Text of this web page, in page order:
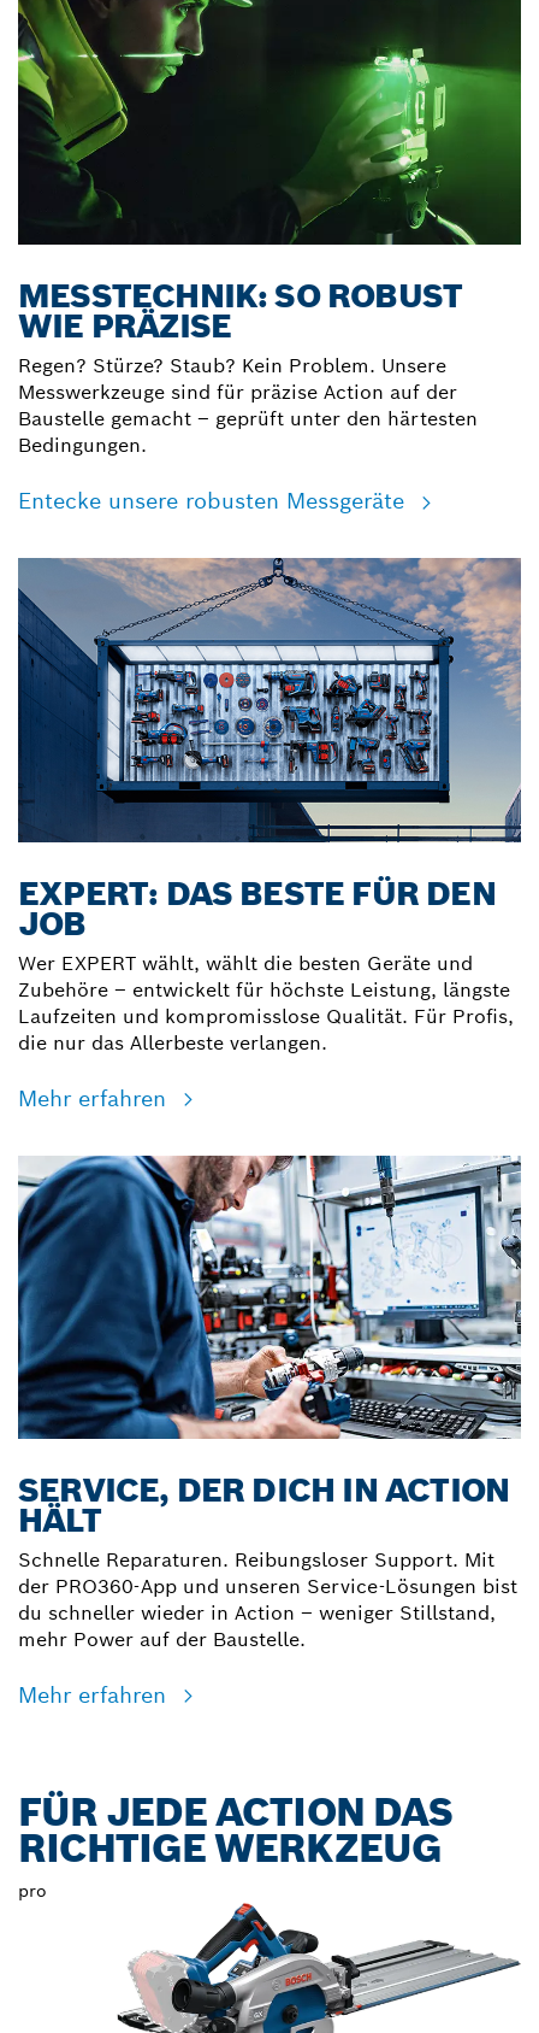
MESSTECHNIK: SO ROBUST
WIE PRÄZISE
Regen? Stürze? Staub? Kein Problem. Unsere
Messwerkzeuge sind für präzise Action auf der
Baustelle gemacht – geprüft unter den härtesten
Bedingungen.
Entecke unsere robusten Messgeräte
EXPERT: DAS BESTE FÜR DEN
JOB
Wer EXPERT wählt, wählt die besten Geräte und
Zubehöre – entwickelt für höchste Leistung, längste
Laufzeiten und kompromisslose Qualität. Für Profis,
die nur das Allerbeste verlangen.
Mehr erfahren
SERVICE, DER DICH IN ACTION
HÄLT
Schnelle Reparaturen. Reibungsloser Support. Mit
der PRO360-App und unseren Service-Lösungen bist
du schneller wieder in Action – weniger Stillstand,
mehr Power auf der Baustelle.
Mehr erfahren
FÜR JEDE ACTION DAS
RICHTIGE WERKZEUG
pro